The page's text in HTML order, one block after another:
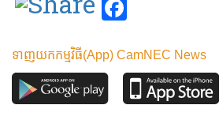
ទាញយកកម្មវិធី(App) CamNEC News